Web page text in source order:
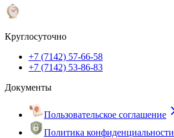
Круглосуточно
+7 (7142) 57-66-58
+7 (7142) 53-86-83
Документы
Пользовательское соглашение
Политика конфиденциальности